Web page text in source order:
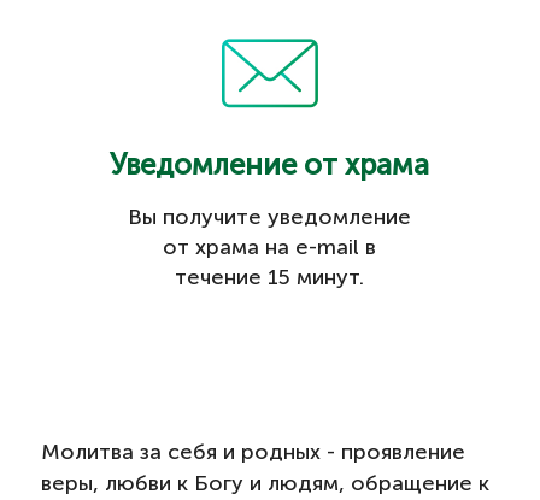
Уведомление от храма
Вы получите уведомление
от храма на e-mail в
течение 15 минут.
Молитва за себя и родных - проявление
веры, любви к Богу и людям, обращение к